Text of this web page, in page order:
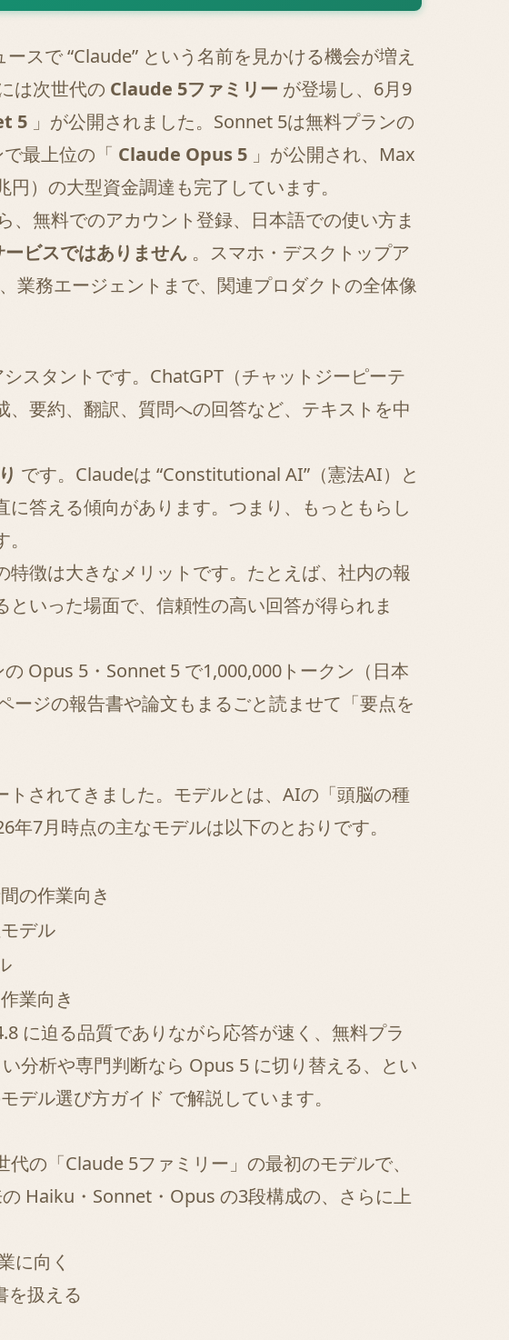
スで “Claude” という名前を見かける機会が増え
は次世代の Claude 5ファミリー が登場し、6月9
5 」が公開されました。Sonnet 5は無料プランの
最上位の「 Claude Opus 5 」が公開され、Max
）の大型資金調達も完了しています。
無料でのアカウント登録、日本語での使い方ま
ビスではありません 。スマホ・デスクトップア
業務エージェントまで、関連プロダクトの全体像
スタントです。ChatGPT（チャットジーピーテ
要約、翻訳、質問への回答など、テキストを中
です。Claudeは “Constitutional AI”（憲法AI）と
答える傾向があります。つまり、もっともらし
徴は大きなメリットです。たとえば、社内の報
いった場面で、信頼性の高い回答が得られま
Opus 5・Sonnet 5 で1,000,000トークン（日本
ジの報告書や論文もまるごと読ませて「要点を
されてきました。モデルとは、AIの「頭脳の種
7月時点の主なモデルは以下のとおりです。
の作業向き
デル
業向き
に迫る品質でありながら応答が速く、無料プラ
分析や専門判断なら Opus 5 に切り替える、とい
デル選び方ガイド で解説しています。
代の「Claude 5ファミリー」の最初のモデルで、
Haiku・Sonnet・Opus の3段構成の、さらに上
に向く
を扱える